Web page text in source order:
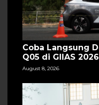
Coba Langsung
Q05 di GIIAS
August 8, 2026